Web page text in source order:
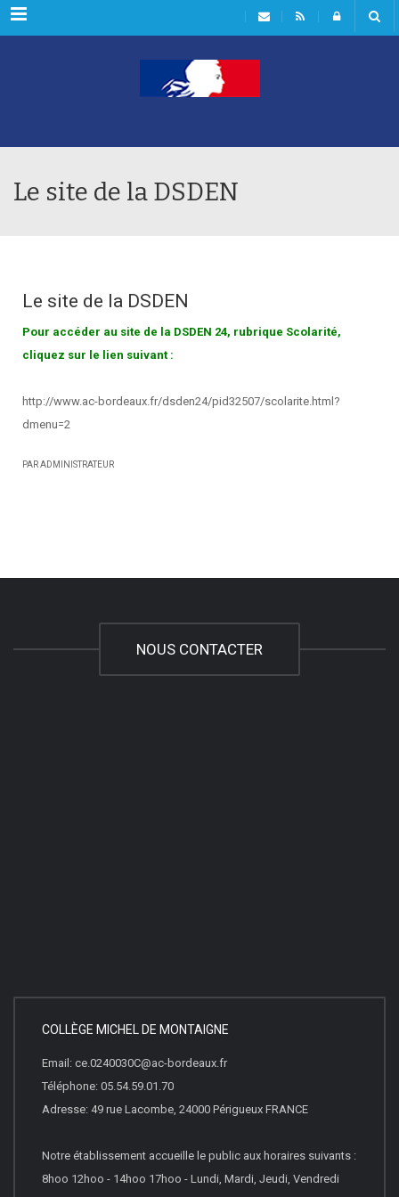
Menu
Le site de la DSDEN
Le site de la DSDEN
Pour accéder au site de la DSDEN 24, rubrique Scolarité,
cliquez sur le lien suivant :
http://www.ac-bordeaux.fr/dsden24/pid32507/scolarite.html?
dmenu=2
PAR ADMINISTRATEUR
NOUS CONTACTER
COLLÈGE MICHEL DE MONTAIGNE
Email: ce.0240030C@ac-bordeaux.fr
Téléphone: 05.54.59.01.70
Adresse: 49 rue Lacombe, 24000 Périgueux FRANCE
Notre établissement accueille le public aux horaires suivants :
8hoo 12hoo - 14hoo 17hoo - Lundi, Mardi, Jeudi, Vendredi